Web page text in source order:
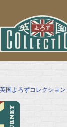
英国よろずコレクション